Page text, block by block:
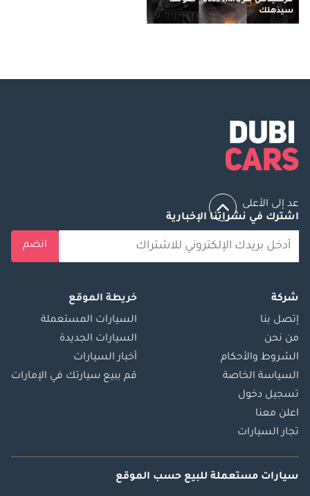
سيذهلك
عد إلى الأعلى
اشترك في نشراتنا الإخبارية
انضم
شركة
إتصل بنا
من نحن
الشروط والأحكام
السياسة الخاصة
تسجيل دخول
اعلن معنا
تجار السيارات
خريطة الموقع
السيارات المستعملة
السيارات الجديدة
أخبار السيارات
قم ببيع سيارتك في الإمارات
سيارات مستعملة للبيع حسب الموقع